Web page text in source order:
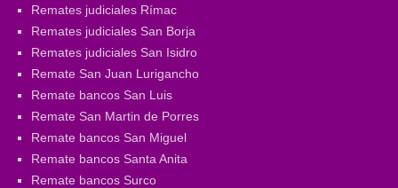
Remates judiciales Rímac
Remates judiciales San Borja
Remates judiciales San Isidro
Remate San Juan Lurigancho
Remate bancos San Luis
Remate San Martin de Porres
Remate bancos San Miguel
Remate bancos Santa Anita
Remate bancos Surco